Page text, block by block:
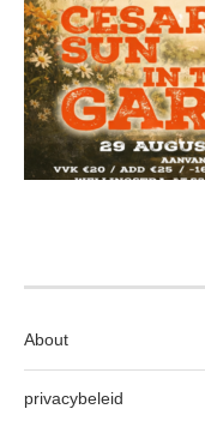
About
privacybeleid